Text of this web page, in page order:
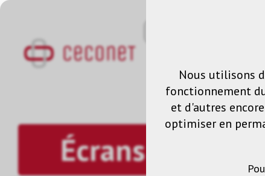
Écrans de
Nous utilisons
fonctionnement
et d'autres
optimiser en